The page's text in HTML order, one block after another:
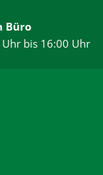
Büro
bis 16:00 Uhr